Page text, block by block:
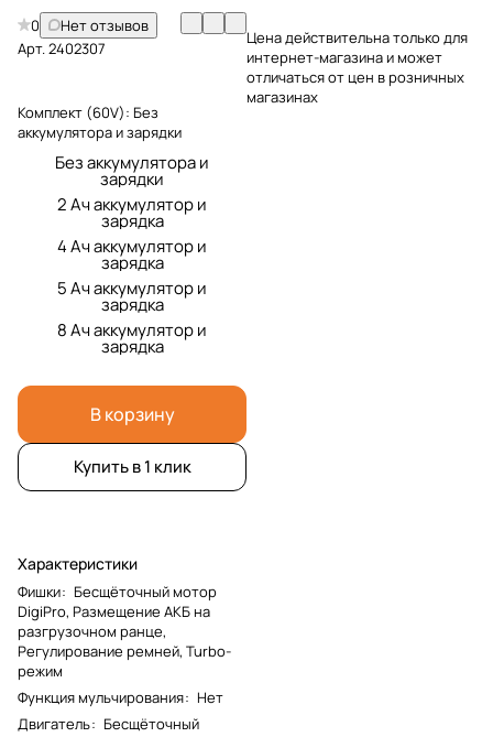
0
Нет отзывов
Арт.2402307
Комплект (60V): Без
аккумулятора и зарядки
Без аккумулятора и
зарядки
2 Ач аккумулятор и
зарядка
4 Ач аккумулятор и
зарядка
5 Ач аккумулятор и
зарядка
8 Ач аккумулятор и
зарядка
В корзину
Купить в 1 клик
Характеристики
Фишки: Бесщёточный мотор
DigiPro, Размещение АКБ на
разгрузочном ранце,
Регулирование ремней, Turbo-
режим
Функция мульчирования: Нет
Двигатель: Бесщёточный
Цена действительна только для
интернет-магазина и может
отличаться от цен в розничных
магазинах